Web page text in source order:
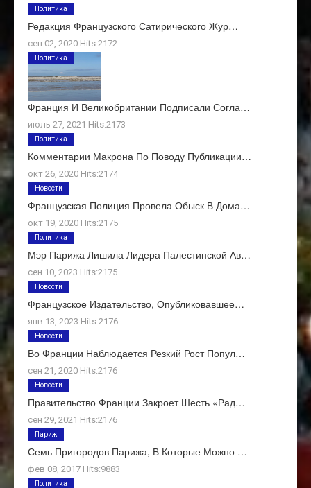
Редакция Французского Сатирического Жур…
сен 02, 2020 Hits:2172
Политика
Франция И Великобритании Подписали Согла…
июль 27, 2021 Hits:2173
Политика
Комментарии Макрона По Поводу Публикации…
окт 26, 2020 Hits:2174
Политика
Французская Полиция Провела Обыск В Дома…
окт 19, 2020 Hits:2175
Новости
Мэр Парижа Лишила Лидера Палестинской Ав…
сен 10, 2023 Hits:2175
Политика
Французское Издательство, Опубликовавшее…
янв 13, 2023 Hits:2176
Новости
Во Франции Наблюдается Резкий Рост Попул…
сен 21, 2020 Hits:2176
Новости
Правительство Франции Закроет Шесть «рад…
сен 29, 2021 Hits:2176
Новости
Семь Пригородов Парижа, В Которые Можно …
фев 08, 2017 Hits:9883
Париж
Политика